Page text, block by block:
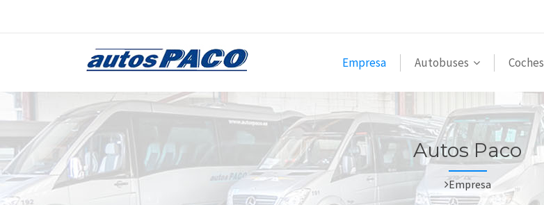
Empresa Autobuses Coches
Autos Paco
Empresa